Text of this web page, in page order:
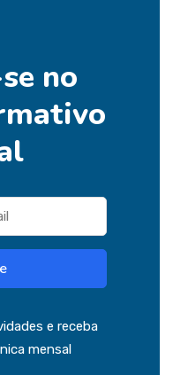
no
e receba
mensal